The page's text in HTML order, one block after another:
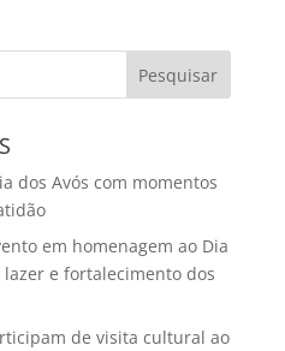
dos Avós com momentos
em homenagem ao Dia
e fortalecimento dos
de visita cultural ao